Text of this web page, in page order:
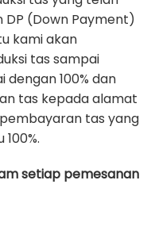
(Down Payment)
kami akan
tas sampai
100% dan
tas kepada alamat
tas yang
setiap pemesanan